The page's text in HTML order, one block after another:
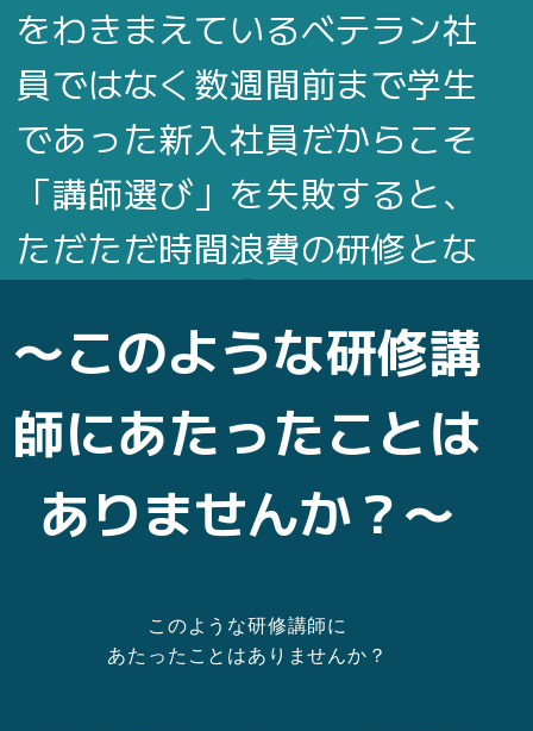
をわきまえているベテラン社
員ではなく数週間前まで学生
であった新入社員だからこそ
「講師選び」を失敗すると、
ただただ時間浪費の研修とな
社会人としての立ち振る舞いをわきまえ
ているベテラン社員ではなく数週間前ま
で学生であった新入社員だからこそ「講
費の研修となってしまいます
〜このような研修講
師にあたったことは
ありませんか？〜
このような研修講師に
あたったことはありませんか？